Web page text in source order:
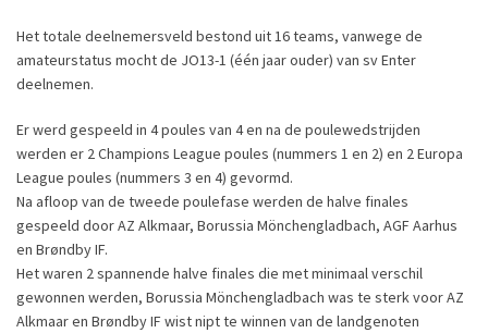
Het totale deelnemersveld bestond uit 16 teams, vanwege de
amateurstatus mocht de JO13-1 (één jaar ouder) van sv Enter
deelnemen.
Er werd gespeeld in 4 poules van 4 en na de poulewedstrijden
werden er 2 Champions League poules (nummers 1 en 2) en 2 Europa
League poules (nummers 3 en 4) gevormd.
Na afloop van de tweede poulefase werden de halve finales
gespeeld door AZ Alkmaar, Borussia Mönchengladbach, AGF Aarhus
en Brøndby IF.
Het waren 2 spannende halve finales die met minimaal verschil
gewonnen werden, Borussia Mönchengladbach was te sterk voor AZ
Alkmaar en Brøndby IF wist nipt te winnen van de landgenoten